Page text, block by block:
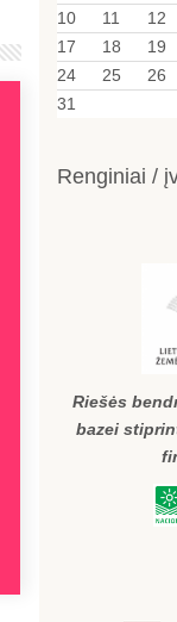
10
11 12
17
18 19
24
25 26
31
Renginiai /
Riešės
bazei